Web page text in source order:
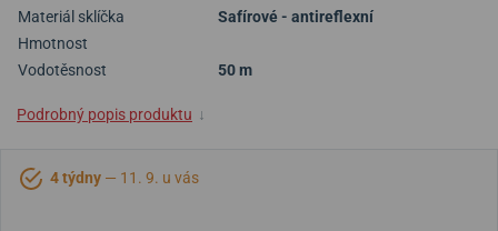
Materiál sklíčka
Safírové - antireflexní
Hmotnost
Vodotěsnost
50 m
Podrobný popis produktu ↓
4 týdny — 11. 9. u vás